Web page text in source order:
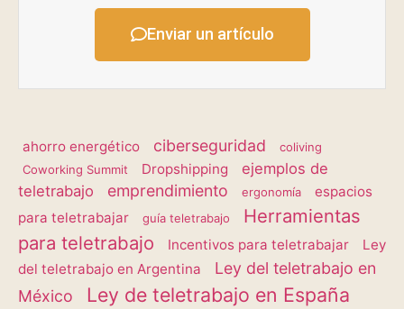
Enviar un artículo
ahorro energético ciberseguridad
coliving
Coworking Summit
Dropshipping
ejemplos de
teletrabajo
emprendimiento ergonomía
espacios
para teletrabajar
guía teletrabajo
Herramientas
para teletrabajo
Incentivos para teletrabajar
Ley
del teletrabajo en Argentina
Ley del teletrabajo en
México
Ley de teletrabajo en España